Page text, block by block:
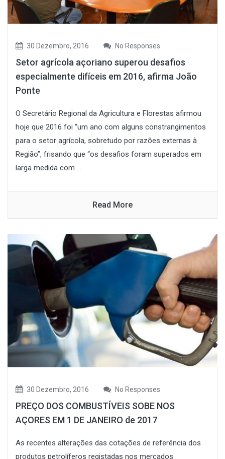
30 Dezembro, 2016 No Responses
Setor agrícola açoriano superou desafios
especialmente difíceis em 2016, afirma João
Ponte
O Secretário Regional da Agricultura e Florestas afirmou
hoje que 2016 foi “um ano com alguns constrangimentos
para o setor agrícola, sobretudo por razões externas à
Região”, frisando que “os desafios foram superados em
larga medida com ...
Read More
30 Dezembro, 2016 No Responses
PREÇO DOS COMBUSTÍVEIS SOBE NOS
AÇORES EM 1 DE JANEIRO de 2017
As recentes alterações das cotações de referência dos
produtos petrolíferos registadas nos mercados